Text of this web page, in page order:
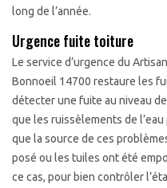
long de l’année.
Urgence fuite toiture
Le service d’urgence du
Bonnoeil 14700 restaure les
détecter une fuite au niveau
que les ruissèlements de
que la source de ces
posé ou les tuiles ont été
ce cas, pour bien contrôler